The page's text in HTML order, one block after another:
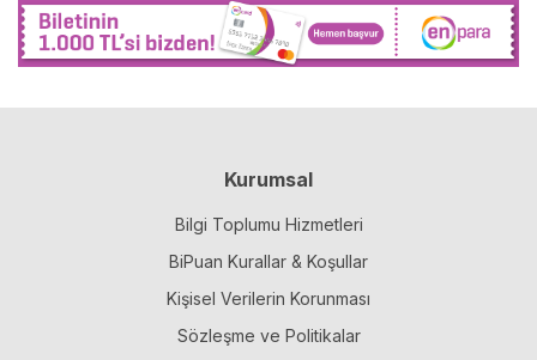
Kurumsal
Bilgi Toplumu Hizmetleri
BiPuan Kurallar & Koşullar
Kişisel Verilerin Korunması
Sözleşme ve Politikalar